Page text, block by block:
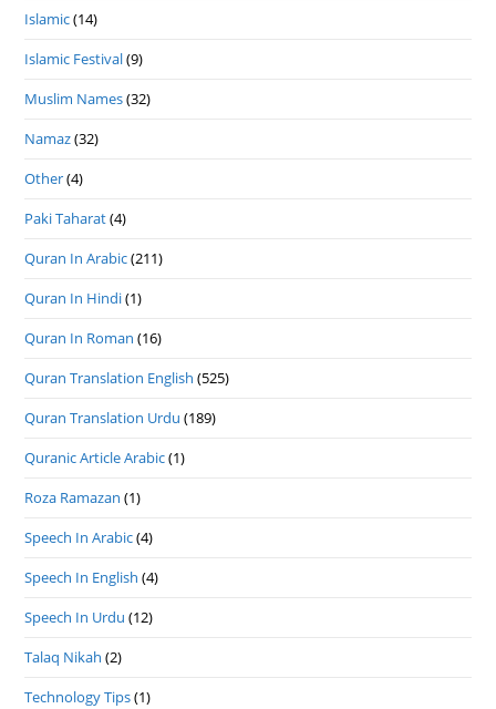
Islamic(14)
Islamic Festival(9)
Muslim Names(32)
Namaz(32)
Other(4)
Paki Taharat(4)
Quran In Arabic(211)
Quran In Hindi(1)
Quran In Roman (16)
Quran Translation English (525)
Quran Translation Urdu (189)
Quranic Article Arabic(1)
Roza Ramazan (1)
Speech In Arabic(4)
Speech In English (4)
Speech In Urdu (12)
Talaq Nikah (2)
Technology Tips(1)